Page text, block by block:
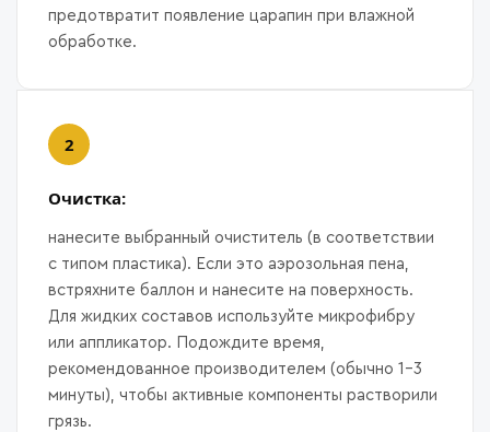
предотвратит появление царапин при влажной
обработке.
Очистка:
нанесите выбранный очиститель (в соответствии
с типом пластика). Если это аэрозольная пена,
встряхните баллон и нанесите на поверхность.
Для жидких составов используйте микрофибру
или аппликатор. Подождите время,
рекомендованное производителем (обычно 1–3
минуты), чтобы активные компоненты растворили
грязь.